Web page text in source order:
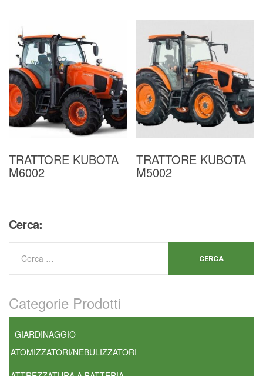
TRATTORE KUBOTA
M6002
TRATTORE KUBOTA
M5002
Cerca:
Categorie Prodotti
GIARDINAGGIO
ATOMIZZATORI/NEBULIZZATORI